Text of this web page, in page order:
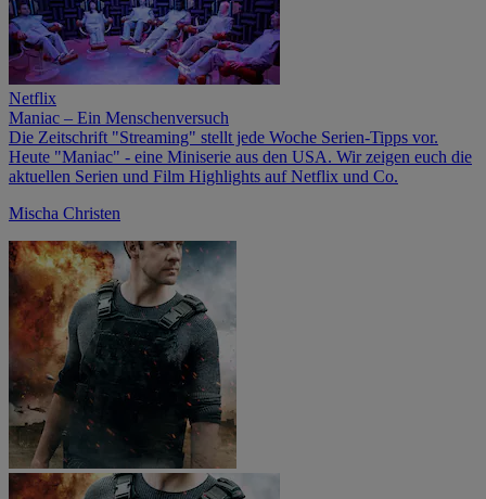
Netflix
Maniac – Ein Menschenversuch
Die Zeitschrift "Streaming" stellt jede Woche Serien-Tipps vor.
Heute "Maniac" - eine Miniserie aus den USA. Wir zeigen euch die
aktuellen Serien und Film Highlights auf Netflix und Co.
Mischa Christen